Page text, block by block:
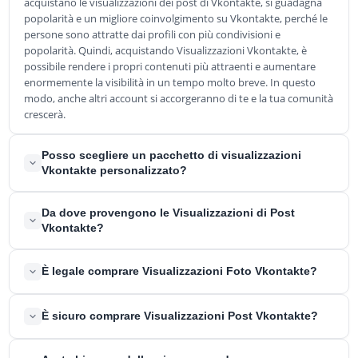
popolarità e un migliore coinvolgimento su Vkontakte, perché le
persone sono attratte dai profili con più condivisioni e
popolarità. Quindi, acquistando Visualizzazioni Vkontakte, è
possibile rendere i propri contenuti più attraenti e aumentare
enormemente la visibilità in un tempo molto breve. In questo
modo, anche altri account si accorgeranno di te e la tua comunità
crescerà.
Posso scegliere un pacchetto di visualizzazioni
Vkontakte personalizzato?
Quando si acquistano Visualizzazioni di Post su Vkontakte, è
possibile scegliere anche il modo in cui si desidera che le
personalizzati durante il checkout. Ad esempio, se acquisti 1.000
visualizzazioni per i post di Vkontakte e ci invii due link, ti
forniremo 500 visualizzazioni per ogni post.
Da dove provengono le Visualizzazioni di Post
Vkontakte?
Nel corso dei molti anni in cui abbiamo lavorato per i nostri
Visualizzazioni dei Post VK. Questi account sono tutti attivi sulla
È legale comprare Visualizzazioni Foto Vkontakte?
Sì, è legale acquistare Visualizzazioni Foto VK; non c'è alcun
È sicuro comprare Visualizzazioni Post Vkontakte?